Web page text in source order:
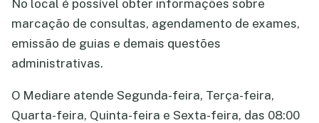
No local é possível obter informações sobre
marcação de consultas, agendamento de exames,
emissão de guias e demais questões
administrativas.
O Mediare atende Segunda-feira, Terça-feira,
Quarta-feira, Quinta-feira e Sexta-feira, das 08:00